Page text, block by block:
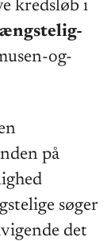
kredsløb i
og-
på
søger
det